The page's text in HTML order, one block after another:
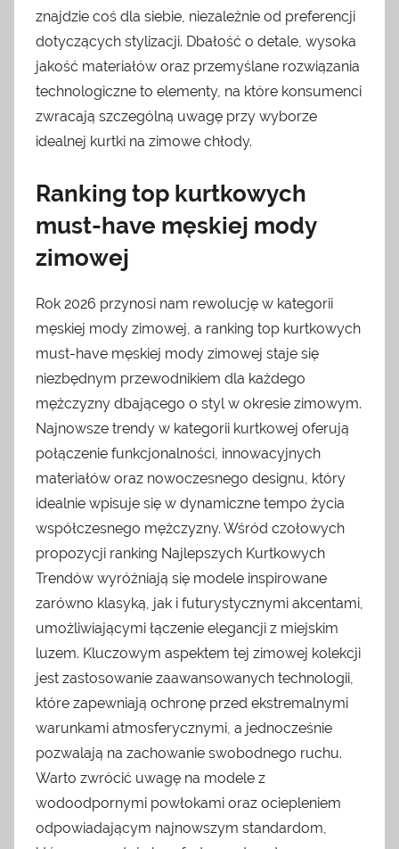
znajdzie coś dla siebie, niezależnie od preferencji
dotyczących stylizacji. Dbałość o detale, wysoka
jakość materiałów oraz przemyślane rozwiązania
technologiczne to elementy, na które konsumenci
zwracają szczególną uwagę przy wyborze
idealnej kurtki na zimowe chłody.
Ranking top kurtkowych
must-have męskiej mody
zimowej
Rok 2026 przynosi nam rewolucję w kategorii
męskiej mody zimowej, a ranking top kurtkowych
must-have męskiej mody zimowej staje się
niezbędnym przewodnikiem dla każdego
mężczyzny dbającego o styl w okresie zimowym.
Najnowsze trendy w kategorii kurtkowej oferują
połączenie funkcjonalności, innowacyjnych
materiałów oraz nowoczesnego designu, który
idealnie wpisuje się w dynamiczne tempo życia
współczesnego mężczyzny. Wśród czołowych
propozycji ranking Najlepszych Kurtkowych
Trendów wyróżniają się modele inspirowane
zarówno klasyką, jak i futurystycznymi akcentami,
umożliwiającymi łączenie elegancji z miejskim
luzem. Kluczowym aspektem tej zimowej kolekcji
jest zastosowanie zaawansowanych technologii,
które zapewniają ochronę przed ekstremalnymi
warunkami atmosferycznymi, a jednocześnie
pozwalają na zachowanie swobodnego ruchu.
Warto zwrócić uwagę na modele z
wodoodpornymi powłokami oraz ociepleniem
odpowiadającym najnowszym standardom,